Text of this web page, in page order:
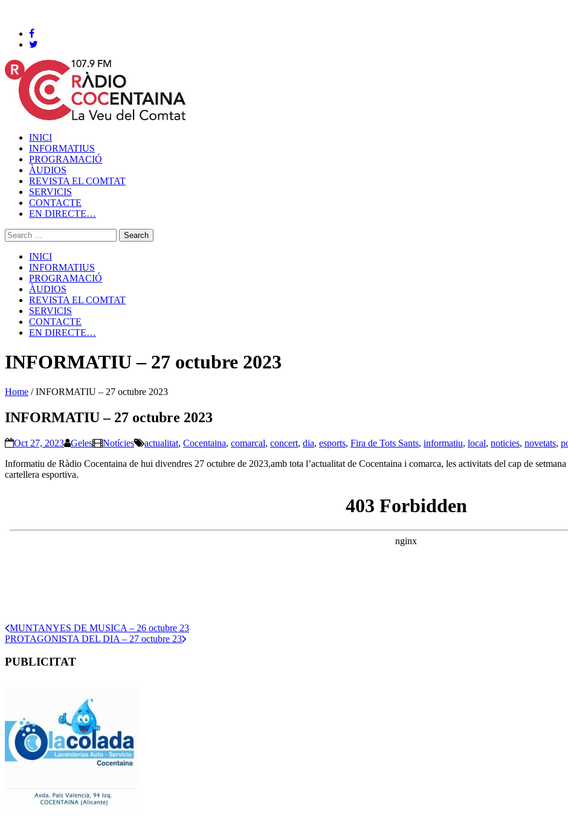
INICI
INFORMATIUS
PROGRAMACIÓ
ÀUDIOS
REVISTA EL COMTAT
SERVICIS
CONTACTE
EN DIRECTE…
INICI
INFORMATIUS
PROGRAMACIÓ
ÀUDIOS
REVISTA EL COMTAT
SERVICIS
CONTACTE
EN DIRECTE…
INFORMATIU – 27 octubre 2023
Home /INFORMATIU – 27 octubre 2023
INFORMATIU – 27 octubre 2023
Oct 27, 2023 Geles Notícies actualitat, Cocentaina, comarcal, concert, dia, esports, Fira de Tots Sants, informatiu, local, noticies, novetats,
Informatiu de Ràdio Cocentaina de hui divendres 27 octubre de 2023,amb tota l’actualitat de Cocentaina i comarca, les activitats del cap de
cartellera esportiva.
MUNTANYES DE MUSICA – 26 octubre 23
PROTAGONISTA DEL DIA – 27 octubre 23
PUBLICITAT